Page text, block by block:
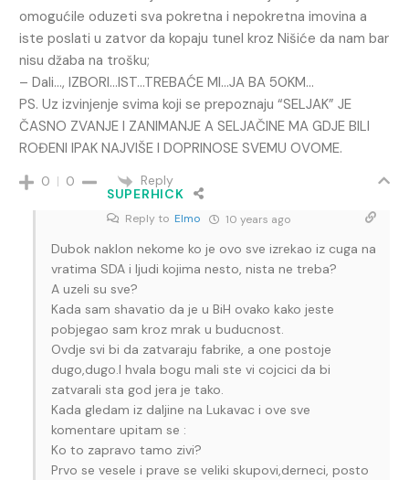
omogućile oduzeti sva pokretna i nepokretna imovina a
iste poslati u zatvor da kopaju tunel kroz Nišiće da nam bar
nisu džaba na trošku;
– Dali…, IZBORI…IST…TREBAĆE MI…JA BA 50KM…
PS. Uz izvinjenje svima koji se prepoznaju “SELJAK” JE
ČASNO ZVANJE I ZANIMANJE A SELJAČINE MA GDJE BILI
ROĐENI IPAK NAJVIŠE I DOPRINOSE SVEMU OVOME.
0 0
Reply
SUPERHICK
Reply to Elmo 10 years ago
Dubok naklon nekome ko je ovo sve izrekao iz cuga na
vratima SDA i ljudi kojima nesto, nista ne treba?
A uzeli su sve?
Kada sam shavatio da je u BiH ovako kako jeste
pobjegao sam kroz mrak u buducnost.
Ovdje svi bi da zatvaraju fabrike, a one postoje
dugo,dugo.I hvala bogu mali ste vi cojcici da bi
zatvarali sta god jera je tako.
Kada gledam iz daljine na Lukavac i ove sve
komentare upitam se :
Ko to zapravo tamo zivi?
Prvo se vesele i prave se veliki skupovi,derneci, posto